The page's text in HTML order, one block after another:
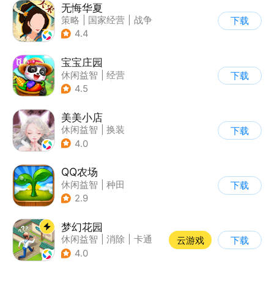
无悔华夏
策略 国家经营
战争
| 中国风
4.4
下载
宝宝庄园
休闲益智
经营
| 田园生活
4.5
下载
美美小店
休闲益智
换装
| 女性向
4.0
下载
QQ农场
休闲益智
种田
| 田园生活
2.9
下载
梦幻花园
休闲益智 消除
卡通
| 创梦天地
4.0
云游戏 下载